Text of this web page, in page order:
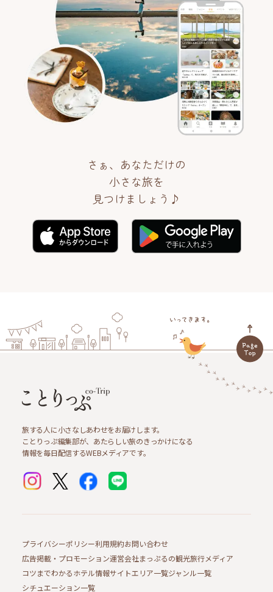
さぁ、あなただけの
小さな旅を
見つけましょう♪
旅する人に小さなしあわせをお届けします。
ことりっぷ編集部が、あたらしい旅のきっかけになる
情報を毎日配信するWEBメディアです。
プライバシーポリシー利用規約お問い合わせ
広告掲載・プロモーション運営会社まっぷるの観光旅行メディア
コツまでわかるホテル情報サイトエリア一覧ジャンル一覧
シチュエーション一覧